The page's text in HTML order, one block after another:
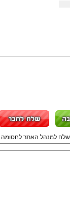
למנהל האתר לחסומה